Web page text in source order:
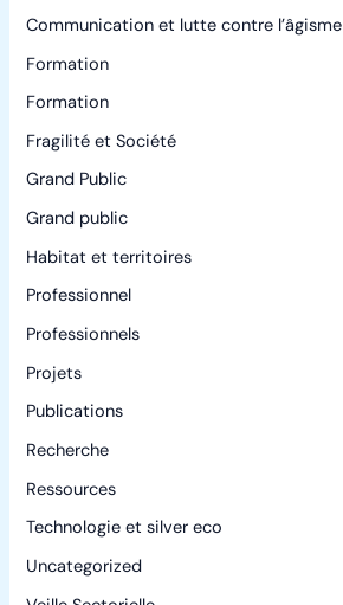
Communication et lutte contre l’âgisme
Formation
Formation
Fragilité et Société
Grand Public
Grand public
Habitat et territoires
Professionnel
Professionnels
Projets
Publications
Recherche
Ressources
Technologie et silver eco
Uncategorized